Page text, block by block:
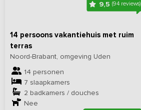
9,5(94 reviews)
14 persoons vakantiehuis met ruim
terras
Noord-Brabant, omgeving Uden
14 personen
7 slaapkamers
2 badkamers / douches
Nee